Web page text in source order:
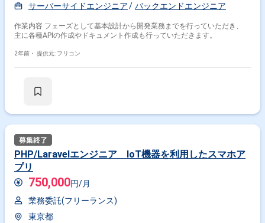
サーバーサイドエンジニア
バックエンドエンジニア
作業内容 フェーズとして基本設計から開発業務までを行っていただき、
主に各種APIの作成やドキュメント作成も行っていただきます。
2年前・ 提供元: フリコン
PHP/Laravelエンジニア IoT機器を利用したスマホア
プリ
750,000円/月
業務委託(フリーランス)
東京都